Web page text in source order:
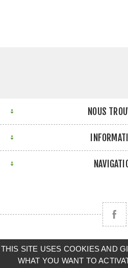
NOUS
Copyright © 2026 CLAAS
THIS SITE USES COOKIES AND
WHAT YOU WANT TO